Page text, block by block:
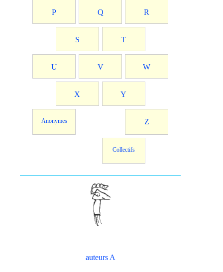
P Q R
S T
U V W
X Y
Anonymes Z
Collectifs
auteurs A